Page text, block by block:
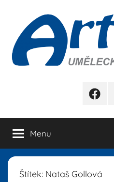
obsahu
FB
Menu
Štítek: Nataš Gollová